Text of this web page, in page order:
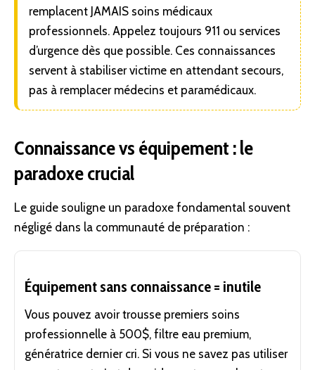
remplacent JAMAIS soins médicaux
professionnels. Appelez toujours 911 ou services
d’urgence dès que possible. Ces connaissances
servent à stabiliser victime en attendant secours,
pas à remplacer médecins et paramédicaux.
Connaissance vs équipement : le
paradoxe crucial
Le guide souligne un paradoxe fondamental souvent
négligé dans la communauté de préparation :
Équipement sans connaissance = inutile
Vous pouvez avoir trousse premiers soins
professionnelle à 500$, filtre eau premium,
génératrice dernier cri. Si vous ne savez pas utiliser